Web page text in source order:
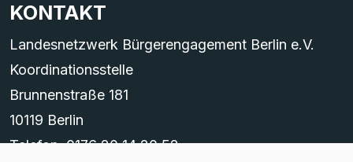
KONTAKT
Landesnetzwerk Bürgerengagement Berlin e.V.
Koordinationsstelle
Brunnenstraße 181
10119 Berlin
Telefon: 0176 20 14 20 52